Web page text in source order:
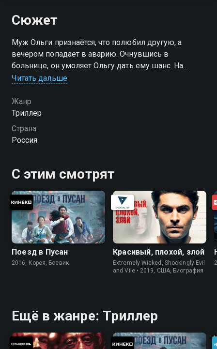
Сюжет
Муж Ольги признаётся, что полюбил другую, а
вечером попадает в аварию. Очнувшись в
больнице, он умоляет Ольгу дать ему шанс. На
следующий день курьер приносит ей букет из сухих
новой жизнью"
Читать дальше
Жанр
Триллер
Страна
Россия
С этим смотрят
Поезд в Пусан
2016, Корея, Боевик
Красивый, плохой, злой
Extremely Wicked, Shockingly Evil
and Vile • 2019, США, Биография
Ещё в жанре: Триллер